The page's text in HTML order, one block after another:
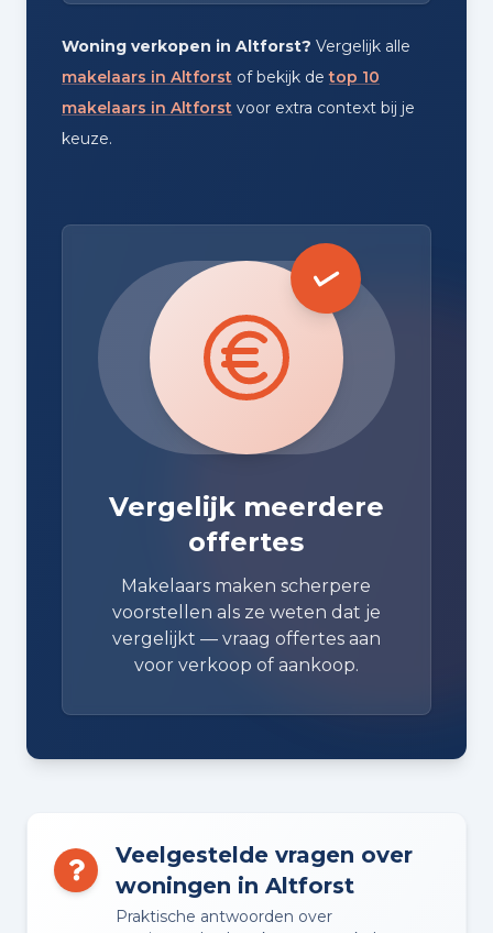
Woning verkopen in Altforst? Vergelijk alle
makelaars in Altforst of bekijk detop 10
makelaars in Altforst voor extra context bij je
keuze.
Vergelijk meerdere
offertes
Makelaars maken scherpere
voorstellen als ze weten dat je
vergelijkt — vraag offertes aan
voor verkoop of aankoop.
Veelgestelde vragen over
woningen in Altforst
Praktische antwoorden over